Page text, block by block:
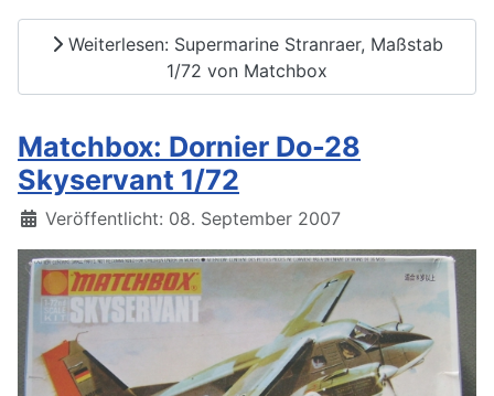
Weiterlesen: Supermarine Stranraer, Maßstab
1/72 von Matchbox
Matchbox: Dornier Do-28
Skyservant 1/72
Details
Veröffentlicht: 08. September 2007